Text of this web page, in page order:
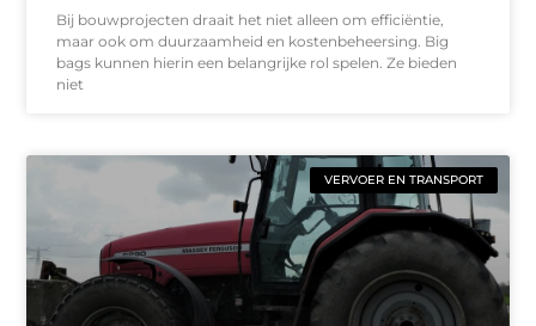
Bij bouwprojecten draait het niet alleen om efficiëntie,
maar ook om duurzaamheid en kostenbeheersing. Big
bags kunnen hierin een belangrijke rol spelen. Ze bieden
niet
VERVOER EN TRANSPORT